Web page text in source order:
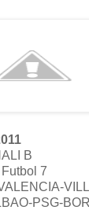
B
7
PSG-